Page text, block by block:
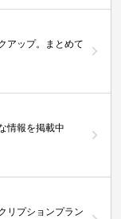
アップ。まとめて
情報を掲載中
リプションプラン